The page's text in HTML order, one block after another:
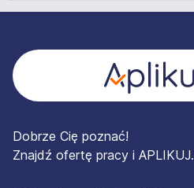
Dobrze Cię poznać!
Znajdź ofertę pracy i APLIKUJ.